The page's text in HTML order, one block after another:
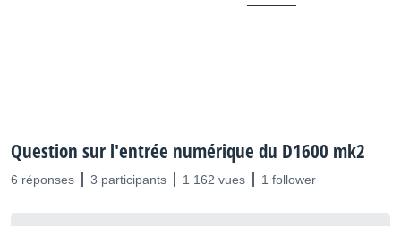
Question sur l'entrée numérique du D1600 mk2
6 réponses 3 participants 1 162 vues 1 follower